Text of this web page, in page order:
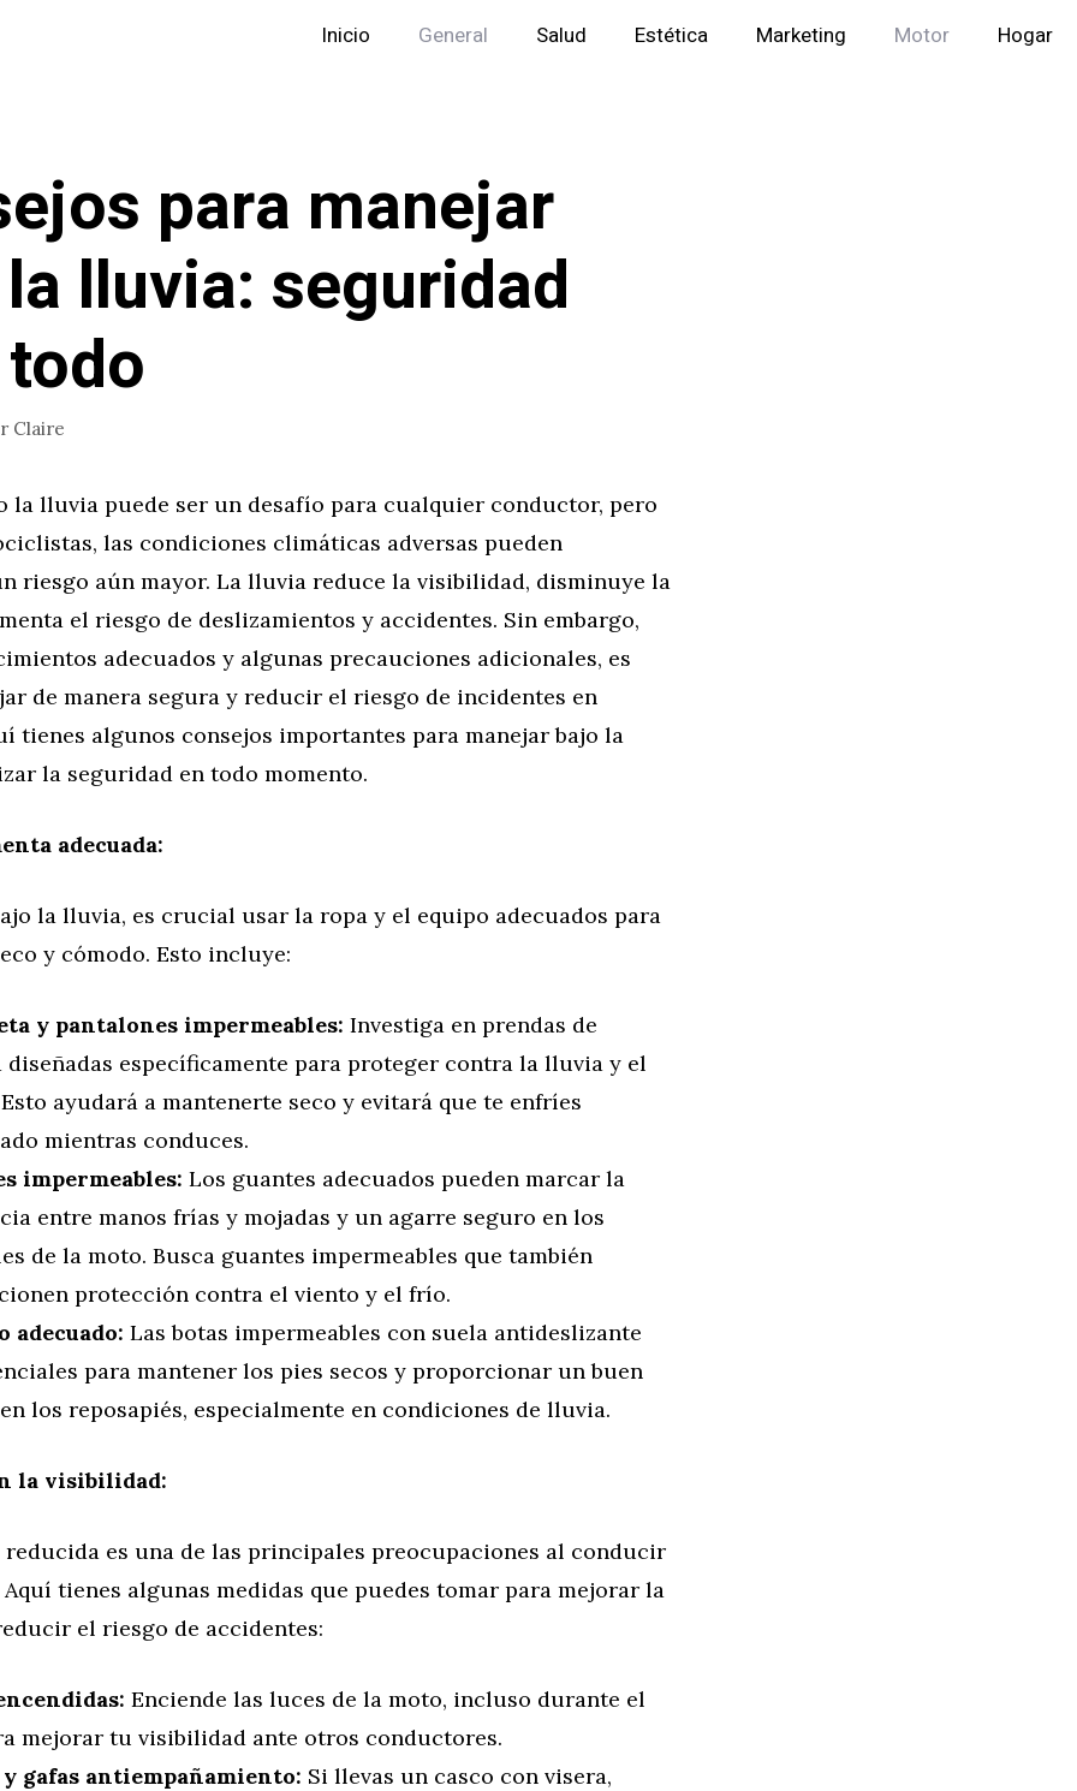
Inicio General Salud Estética Marketing Motor Hogar
para manejar
lluvia: seguridad
Claire
la lluvia puede ser un desafío para cualquier conductor, pero
las condiciones climáticas adversas pueden
riesgo aún mayor. La lluvia reduce la visibilidad, disminuye la
el riesgo de deslizamientos y accidentes. Sin embargo,
adecuados y algunas precauciones adicionales, es
de manera segura y reducir el riesgo de incidentes en
tienes algunos consejos importantes para manejar bajo la
la seguridad en todo momento.
adecuada:
la lluvia, es crucial usar la ropa y el equipo adecuados para
y cómodo. Esto incluye:
y pantalones impermeables: Investiga en prendas de
diseñadas específicamente para proteger contra la lluvia y el
ayudará a mantenerte seco y evitará que te enfríes
mientras conduces.
impermeables: Los guantes adecuados pueden marcar la
entre manos frías y mojadas y un agarre seguro en los
de la moto. Busca guantes impermeables que también
protección contra el viento y el frío.
adecuado: Las botas impermeables con suela antideslizante
para mantener los pies secos y proporcionar un buen
los reposapiés, especialmente en condiciones de lluvia.
la visibilidad:
es una de las principales preocupaciones al conducir
tienes algunas medidas que puedes tomar para mejorar la
el riesgo de accidentes:
Enciende las luces de la moto, incluso durante el
mejorar tu visibilidad ante otros conductores.
gafas antiempañamiento: Si llevas un casco con visera,